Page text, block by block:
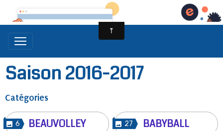
Saison 2016-2017
Catégories
6 BEAUVOLLEY 27 BABYBALL